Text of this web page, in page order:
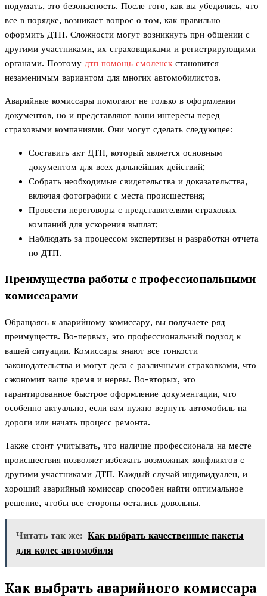
подумать, это безопасность. После того, как вы убедились, что
все в порядке, возникает вопрос о том, как правильно
оформить ДТП. Сложности могут возникнуть при общении с
другими участниками, их страховщиками и регистрирующими
органами. Поэтому дтп помощь смоленск становится
незаменимым вариантом для многих автомобилистов.
Аварийные комиссары помогают не только в оформлении
документов, но и представляют ваши интересы перед
страховыми компаниями. Они могут сделать следующее:
Составить акт ДТП, который является основным
документом для всех дальнейших действий;
Собрать необходимые свидетельства и доказательства,
включая фотографии с места происшествия;
Провести переговоры с представителями страховых
компаний для ускорения выплат;
Наблюдать за процессом экспертизы и разработки отчета
по ДТП.
Преимущества работы с профессиональными
комиссарами
Обращаясь к аварийному комиссару, вы получаете ряд
преимуществ. Во-первых, это профессиональный подход к
вашей ситуации. Комиссары знают все тонкости
законодательства и могут дела с различными страховками, что
сэкономит ваше время и нервы. Во-вторых, это
гарантированное быстрое оформление документации, что
особенно актуально, если вам нужно вернуть автомобиль на
дороги или начать процесс ремонта.
Также стоит учитывать, что наличие профессионала на месте
происшествия позволяет избежать возможных конфликтов с
другими участниками ДТП. Каждый случай индивидуален, и
хороший аварийный комиссар способен найти оптимальное
решение, чтобы все стороны остались довольны.
Читать так же: Как выбрать качественные пакеты
для колес автомобиля
Как выбрать аварийного комиссара